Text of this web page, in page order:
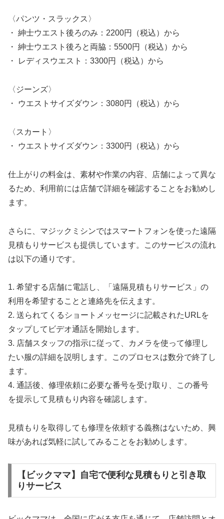
〈パンツ・スラックス〉
・ 紳士ウエスト後ろのみ：2200円（税込）から
・ 紳士ウエスト後ろと両脇：5500円（税込）から
・ レディスウエスト：3300円（税込）から
〈ジーンズ〉
・ ウエストサイズダウン：3080円（税込）から
〈スカート〉
・ ウエストサイズダウン：3300円（税込）から
仕上がりの料金は、素材や作業の内容、店舗によって異な
るため、利用前には店舗で詳細を確認することをお勧めし
ます。
さらに、マジックミシンではスマートフォンを使った遠隔
見積もりサービスも提供しています。このサービスの流れ
は以下の通りです。
1. 希望する店舗に電話し、「遠隔見積もりサービス」の
利用を希望することと連絡先を伝えます。
2. 送られてくるショートメッセージに記載されたURLを
タップしてビデオ通話を開始します。
3. 店舗スタッフの指示に従って、カメラを使って修理し
たい服の詳細を説明します。このプロセスは数分で終了し
ます。
4. 通話後、修理依頼に必要な番号を受け取り、この番号
を提示して見積もり内容を確認します。
見積もりを取得しても修理を依頼する義務はないため、興
味があれば気軽に試してみることをお勧めします。
【ビックママ】自宅で便利な見積もりと引き取
りサービス